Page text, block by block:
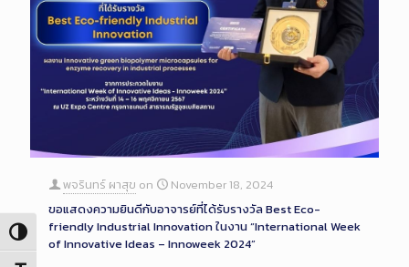
Toggle High Contrast
พจรินทร์ ผาสุข on
November 18, 2024
ขอแสดงความยินดีกับอาจารย์ที่ได้รับรางวัล Best Eco-
friendly Industrial Innovation ในงาน “International Week
of Innovative Ideas – Innoweek 2024”